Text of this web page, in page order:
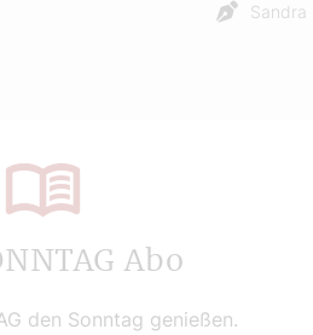
Sandra
Abo
den Sonntag genießen.